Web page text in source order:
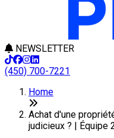
NEWSLETTER
(450) 700-7221
Home
Achat d'une
judicieux ? | Équipe